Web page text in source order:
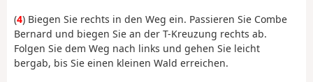
(4) Biegen Sie rechts in den Weg ein. Passieren Sie Combe
Bernard und biegen Sie an der T-Kreuzung rechts ab.
Folgen Sie dem Weg nach links und gehen Sie leicht
bergab, bis Sie einen kleinen Wald erreichen.